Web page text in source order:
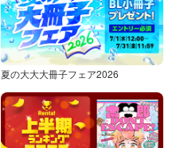
夏の大大大冊子フェア2026